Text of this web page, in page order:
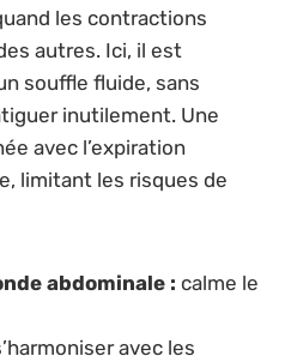
les contractions
autres. Ici, il est
souffle fluide, sans
inutilement. Une
avec l’expiration
limitant les risques de
abdominale : calme le
avec les